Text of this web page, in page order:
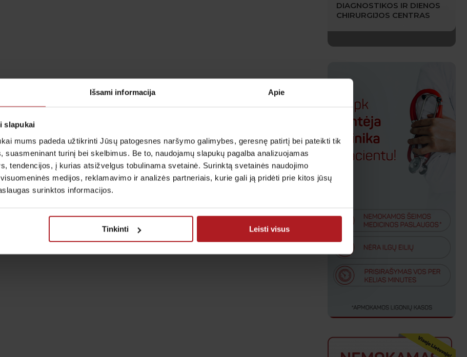
Išsami informacija Apie
slapukai
mums padeda užtikrinti Jūsų patogesnes naršymo galimybes, geresnę patirtį bei pateikti tik
suasmeninant turinį bei skelbimus. Be to, naudojamų slapukų pagalba analizuojamas
tendencijos, į kurias atsižvelgus tobulinama svetainė. Surinktą svetainės naudojimo
medijos, reklamavimo ir analizės partneriais, kurie gali ją pridėti prie kitos jūsų
surinktos informacijos.
Tinkinti Leisti visus
DIAGNOSTIKOS IR DIENOS
CHIRURGIJOS CENTRAS